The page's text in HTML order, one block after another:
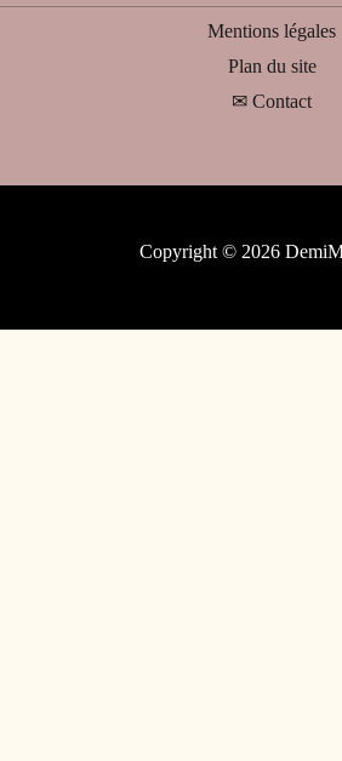
Mentions légales
Plan du site
✉ Contact
Copyright © 2026